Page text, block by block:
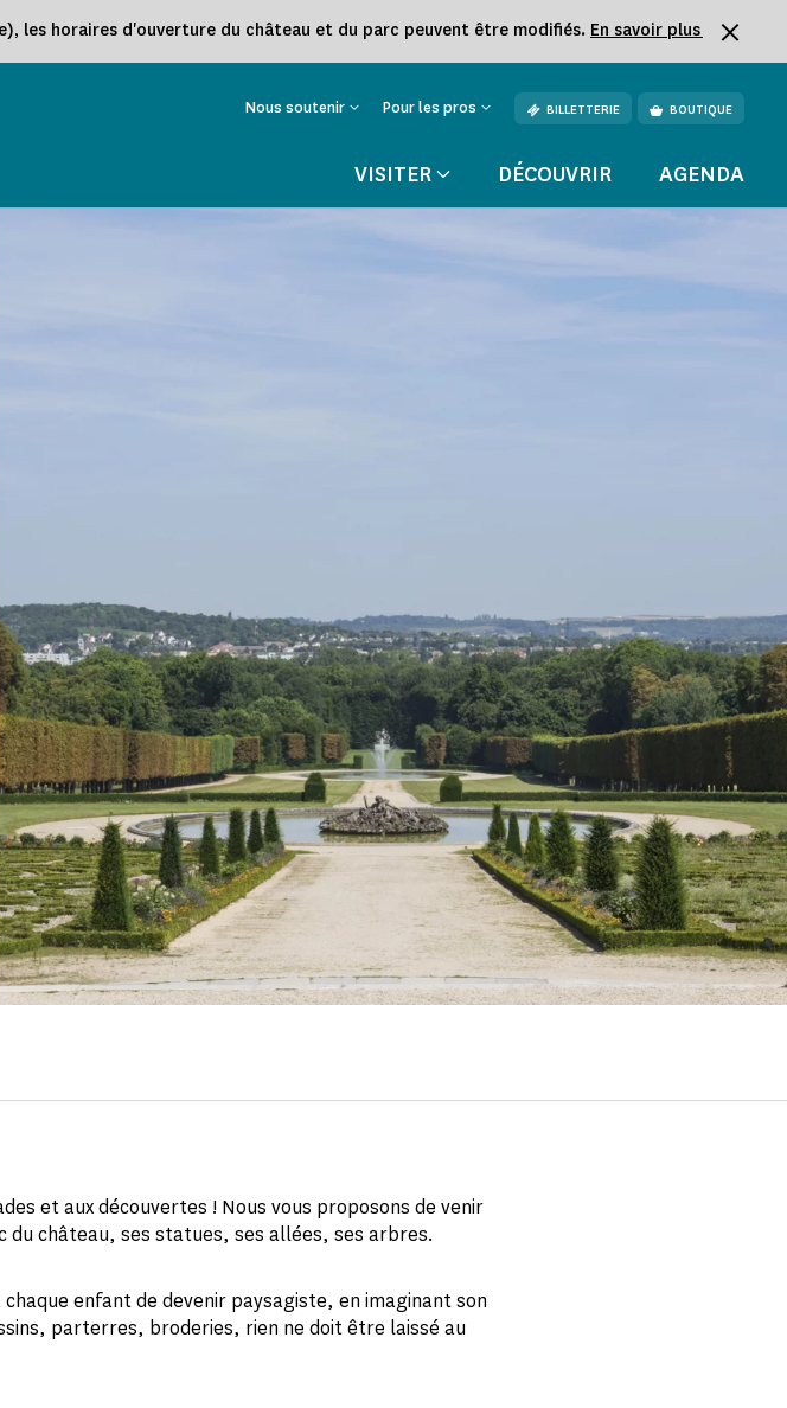
les horaires d'ouverture du château et du parc peuvent être modifiés. En savoir plus
Nous soutenir Pour les pros BILLETTERIE BOUTIQUE
VISITER DÉCOUVRIR AGENDA
et aux découvertes ! Nous vous proposons de venir
du château, ses statues, ses allées, ses arbres.
enfant de devenir paysagiste, en imaginant son
parterres, broderies, rien ne doit être laissé au